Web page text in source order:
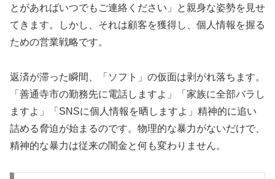
とがあればいつでもご連絡ください」と親身な姿勢を見せ
てきます。しかし、それは顧客を獲得し、個人情報を握る
ための営業戦略です。
返済が滞った瞬間、「ソフト」の仮面は剥がれ落ちます。
「善通寺市の勤務先に電話しますよ」「家族に全部バラし
ますよ」「SNSに個人情報を晒しますよ」精神的に追い
詰める脅迫が始まるのです。物理的な暴力がないだけで、
精神的な暴力は従来の闇金と何も変わりません。